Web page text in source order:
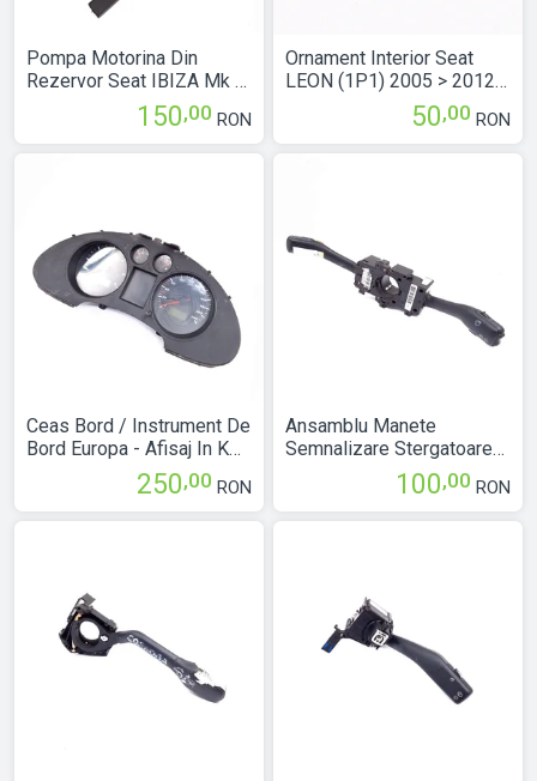
Pompa Motorina Din
Rezervor Seat IBIZA Mk 4
(6L) 2002 > 2008 775048
150,00 RON
Ceas Bord / Instrument De
Bord Europa - Afisaj In Km
Motorina Seat IBIZA Mk 4
(6L) 2002 > 2008
6L0920801A
250,00 RON
Ornament Interior Seat
LEON (1P1) 2005 > 2012
50,00 RON
Ansamblu Manete
Semnalizare Stergatoare
Maneta Semnalizare
Maneta Stergatoare Seat
CORDOBA (6L) 2002 >
100,00 RON